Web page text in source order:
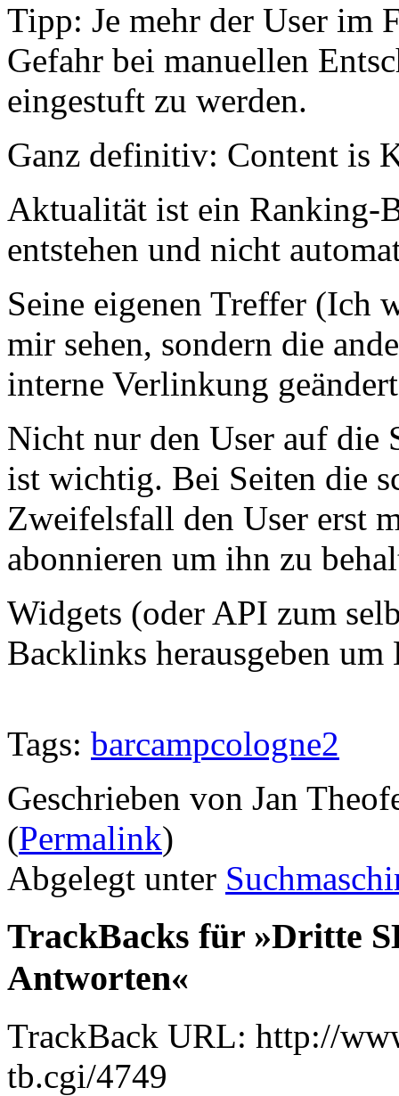
Tipp: Je mehr der User im
Gefahr bei manuellen
eingestuft zu werden.
Ganz definitiv: Content is
Aktualität ist ein Ranking-
entstehen und nicht
Seine eigenen Treffer (Ich
mir sehen, sondern die
interne Verlinkung
Nicht nur den User auf die
ist wichtig. Bei Seiten die
Zweifelsfall den User erst
abonnieren um ihn zu
Widgets (oder API zum
Backlinks herausgeben
Tags: barcampcologne2
Geschrieben von Jan
(Permalink)
Abgelegt unter
TrackBacks für »Dritte
Antworten«
TrackBack URL: http://
tb.cgi/4749